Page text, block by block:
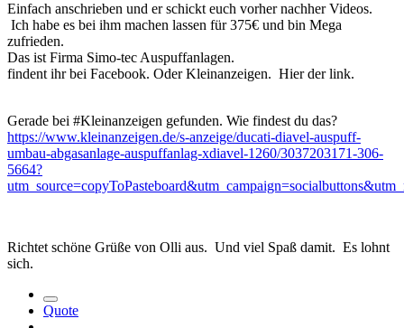
Einfach anschrieben und er schickt euch vorher nachher Videos.
Ich habe es bei ihm machen lassen für 375€ und bin Mega
zufrieden.
Das ist Firma Simo-tec Auspuffanlagen.
findent ihr bei Facebook. Oder Kleinanzeigen. Hier der link.
Gerade bei #Kleinanzeigen gefunden. Wie findest du das?
https://www.kleinanzeigen.de/s-anzeige/ducati-diavel-auspuff-
umbau-abgasanlage-auspuffanlag-xdiavel-1260/3037203171-306-
5664?
Richtet schöne Grüße von Olli aus. Und viel Spaß damit. Es lohnt
sich.
Quote